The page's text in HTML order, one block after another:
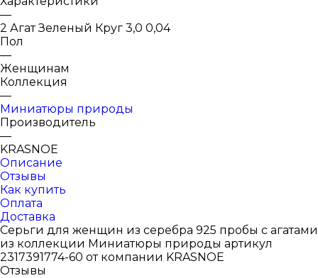
—
2 Агат Зеленый Круг 3,0 0,04
Пол
—
Женщинам
Коллекция
—
Миниатюры природы
Производитель
—
KRASNOE
Описание
Отзывы
Как купить
Оплата
Доставка
Серьги для женщин из серебра 925 пробы с агатами
из коллекции Миниатюры природы артикул
2317391774-60 от компании KRASNOE
Отзывы